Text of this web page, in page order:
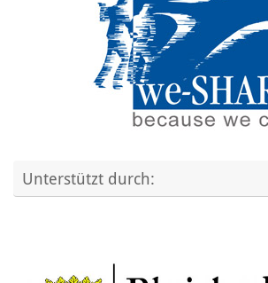
Unterstützt durch: